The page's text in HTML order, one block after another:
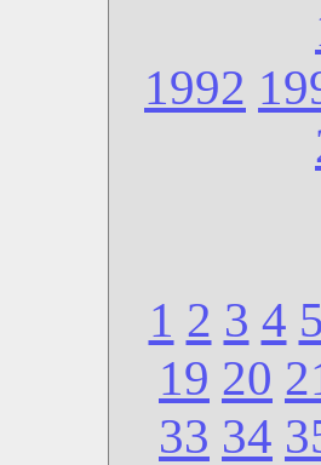
1992
1 2 3 4 5
19 20
33 34